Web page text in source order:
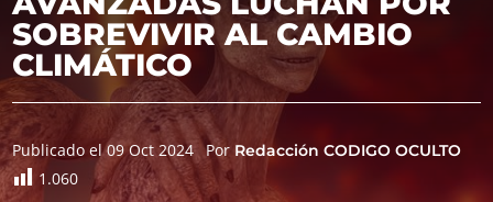
SOBREVIVIR AL CAMBIO
CLIMÁTICO
Publicado el 09 Oct 2024 Por Redacción CODIGO OCULTO
1.060